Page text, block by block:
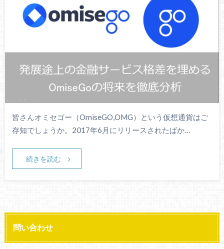
皆さんオミセゴー（OmiseGO,OMG）という仮想通貨はご
存知でしょうか。2017年6月にリリースされたばか…
続きを読む
問い合わせ